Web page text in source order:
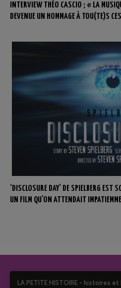
INTERVIEW THÉO CASCIO ; « LA
DEVENUE UN HOMMAGE À TOU(TE)S
‘DISCLOSURE DAY’ DE SPIELBERG
UN FILM QU’ON ATTENDAIT